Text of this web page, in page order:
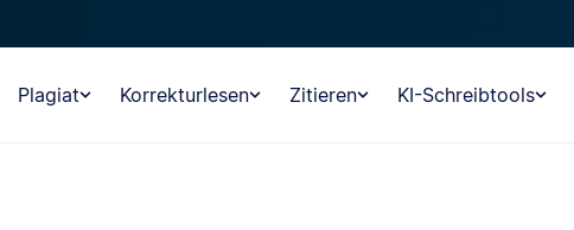
Plagiat Korrekturlesen Zitieren KI-Schreibtools